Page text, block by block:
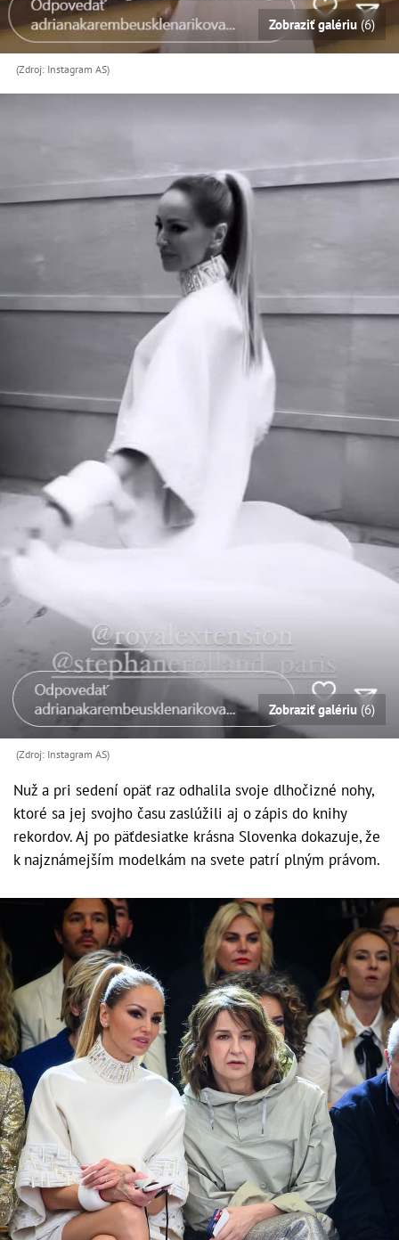
Zobraziť galériu (6)
(Zdroj: Instagram AS)
Zobraziť galériu (6)
(Zdroj: Instagram AS)
Nuž a pri sedení opäť raz odhalila svoje dlhočizné nohy,
ktoré sa jej svojho času zaslúžili aj o zápis do knihy
rekordov. Aj po päťdesiatke krásna Slovenka dokazuje, že
k najznámejším modelkám na svete patrí plným právom.